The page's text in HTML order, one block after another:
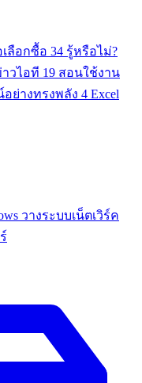
ลือกซื้อ 34 รู้หรือไม่?
วไอที 19 สอนใช้งาน
อย่างทรงพลัง 4 Excel
วางระบบเน็ตเวิร์ค